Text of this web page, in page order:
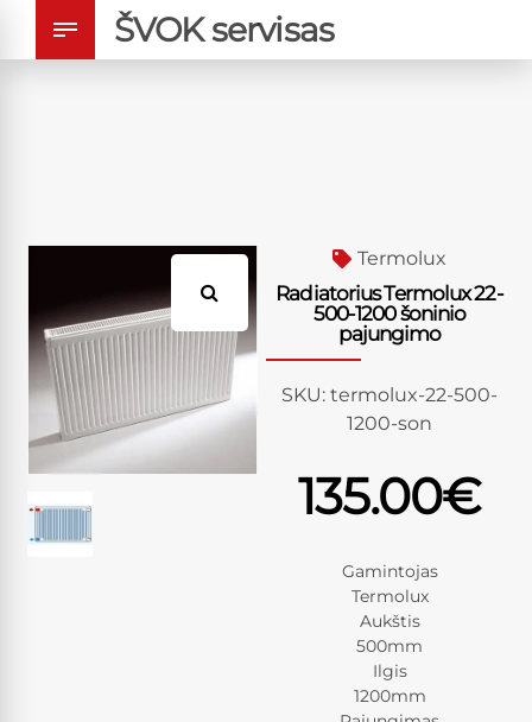
ŠVOK servisas
Termolux
Radiatorius Termolux 22-
500-1200 šoninio
pajungimo
SKU: termolux-22-500-
1200-son
135.00€
Gamintojas
Termolux
Aukštis
500mm
Ilgis
1200mm